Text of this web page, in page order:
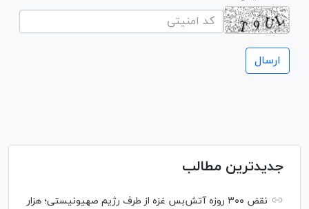
جدیدترین مطالب
نقض ۳۰۰ روزه آتش‌بس غزه از طرف رژیم صهیونیستی؛ هزار